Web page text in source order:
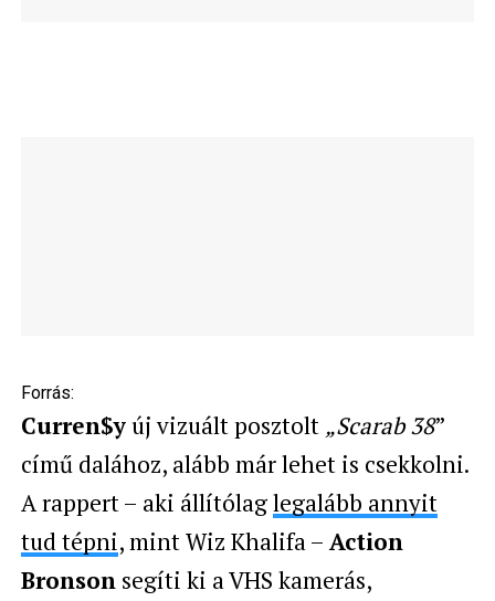
Forrás:
Curren$yúj vizuált posztolt „Scarab 38”
című dalához, alább már lehet is csekkolni.
A rappert – aki állítólaglegalább annyit
tud tépni, mint Wiz Khalifa –Action
Bronsonsegíti ki a VHS kamerás,